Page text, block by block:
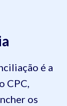
é a
CPC,
os